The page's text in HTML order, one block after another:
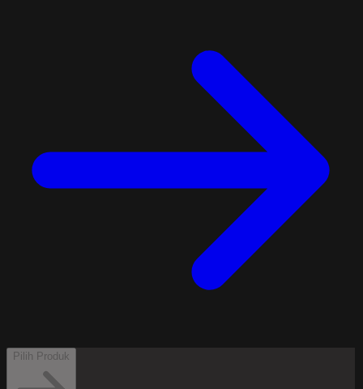
Pilih Produk